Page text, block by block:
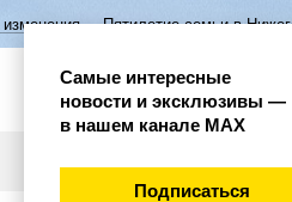
Пятилетие семьи в Нижегородской
Самые интересные
новости и эксклюзивы —
в нашем канале МАХ
Подписаться